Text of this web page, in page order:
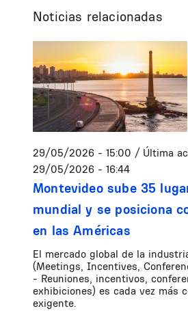
Noticias relacionadas
29/05/2026 - 15:00 / Última
29/05/2026 - 16:44
Montevideo sube 35
mundial y se posiciona
en las Américas
El mercado global de la
(Meetings, Incentives,
- Reuniones, incentivos,
exhibiciones) es cada vez más
exigente.